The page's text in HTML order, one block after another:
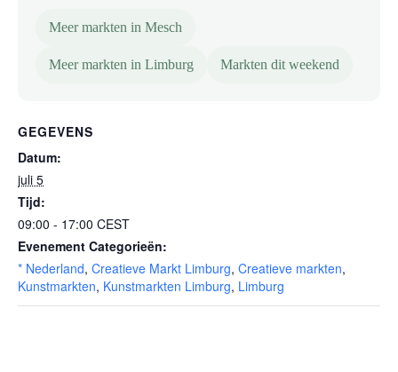
Meer markten in Mesch
Meer markten in Limburg Markten dit weekend
GEGEVENS
Datum:
juli 5
Tijd:
09:00 - 17:00 CEST
Evenement Categorieën:
* Nederland, Creatieve Markt Limburg, Creatieve markten,
Kunstmarkten, Kunstmarkten Limburg, Limburg